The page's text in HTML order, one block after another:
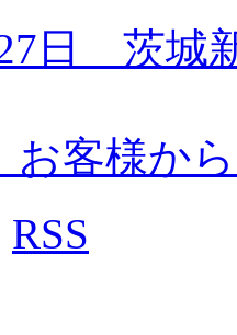
日 茨城
客様か
RSS